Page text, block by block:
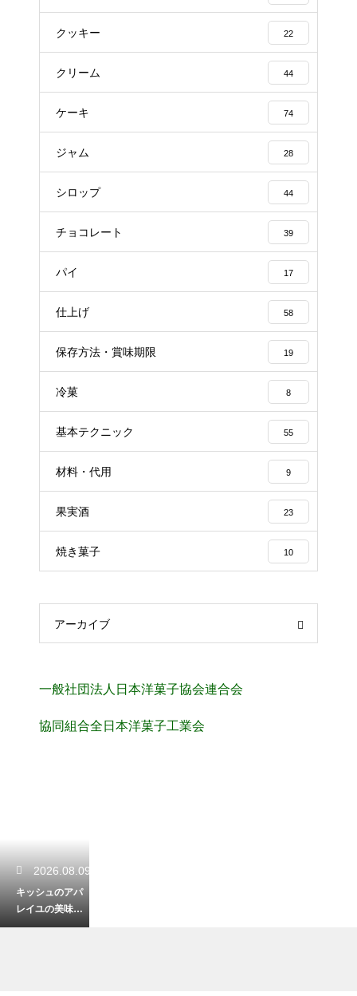
クッキー 22
クリーム 44
ケーキ 74
ジャム 28
シロップ 44
チョコレート 39
パイ 17
仕上げ 58
保存方法・賞味期限 19
冷菓 8
基本テクニック 55
材料・代用 9
果実酒 23
焼き菓子 10
アーカイブ
一般社団法人日本洋菓子協会連合会
協同組合全日本洋菓子工業会
2026.08.09
キッシュのアパ
レイユの美味し
い割合！牛乳と